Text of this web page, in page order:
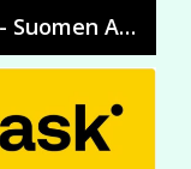
SASK - Suomen Ammattiliittojen Solidaarisuuskeskus